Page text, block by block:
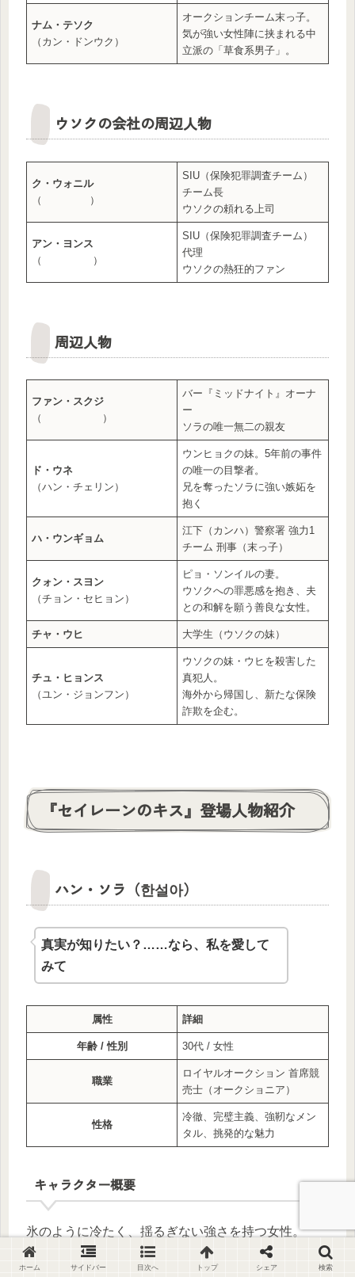
ナム・テソク
（カン・ドンウク）
オークションチーム末っ子。
気が強い女性陣に挟まれる中
立派の「草食系男子」。
ウソクの会社の周辺人物
ク・ウォニル
（ ）
SIU（保険犯罪調査チーム）
チーム長
ウソクの頼れる上司
アン・ヨンス
（ ）
SIU（保険犯罪調査チーム）
代理
ウソクの熱狂的ファン
周辺人物
ファン・スクジ
（ ）
バー『ミッドナイト』オーナ
ー
ソラの唯一無二の親友
ド・ウネ
（ハン・チェリン）
ウンヒョクの妹。5年前の事件
の唯一の目撃者。
兄を奪ったソラに強い嫉妬を
抱く
ハ・ウンギョム
江下（カンハ）警察署 強力1
チーム 刑事（末っ子）
クォン・スヨン
（チョン・セヒョン）
ピョ・ソンイルの妻。
ウソクへの罪悪感を抱き、夫
との和解を願う善良な女性。
チャ・ウヒ 大学生（ウソクの妹）
チュ・ヒョンス
（ユン・ジョンフン）
ウソクの妹・ウヒを殺害した
真犯人。
海外から帰国し、新たな保険
詐欺を企む。
『セイレーンのキス』登場人物紹介
ハン・ソラ（한설아）
真実が知りたい？……なら、私を愛して
みて
属性 詳細
年齢 / 性別 30代 / 女性
職業
ロイヤルオークション 首席競
売士（オークショニア）
性格
冷徹、完璧主義、強靭なメン
タル、挑発的な魅力
キャラクター概要
氷のように冷たく、揺るぎない強さを持つ女性。
ホーム サイドバー 目次へ トップ シェア 検索